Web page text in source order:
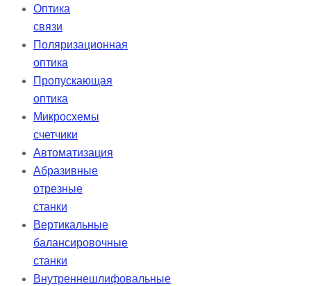
Оптика
связи
Поляризационная
оптика
Пропускающая
оптика
Микросхемы
счетчики
Автоматизация
Абразивные
отрезные
станки
Вертикальные
балансировочные
станки
Внутреннешлифовальные